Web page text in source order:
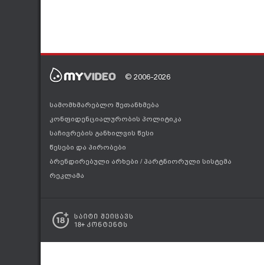
© 2006-2026
სამომხმარებლო შეთანხმება
კონფიდენციალურობის პოლიტიკა
საჩივრების განხილვის წესი
წესები და პირობები
ბრენდირებული არხები / პარტნიორული სისტემა
რეკლამა